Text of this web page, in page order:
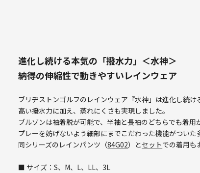
進化し続ける本気の「撥水力」＜水神＞
納得の伸縮性で動きやすいレインウェア
ブリヂストンゴルフのレインウェア『水神」は進化し続け
高い撥水力に加え、蒸れにくさも実現しました。
ブルゾンは袖着脱が可能で、半袖と長袖のどちらでも着用
プレーを妨げないよう細部にまでこだわった機能がついた
同シリーズのレインパンツ（84G02）とセットでの着用も
■ サイズ：S、M、L、LL、3L